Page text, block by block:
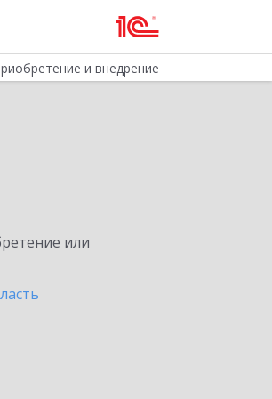
и внедрение
или